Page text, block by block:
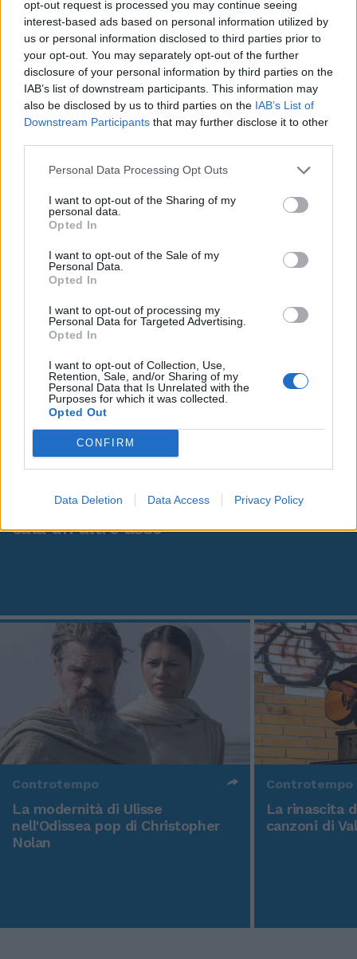
opt-out request is processed you may continue seeing
interest-based ads based on personal information utilized by
us or personal information disclosed to third parties prior to
your opt-out. You may separately opt-out of the further
disclosure of your personal information by third parties on the
IAB’s list of downstream participants. This information may
also be disclosed by us to third parties on the IAB’s List of
Downstream Participants that may further disclose it to other
Personal Data Processing Opt Outs
I want to opt-out of the Sharing of my
personal data.
Opted In
I want to opt-out of the Sale of my
Personal Data.
Opted In
I want to opt-out of processing my
Personal Data for Targeted Advertising.
Opted In
I want to opt-out of Collection, Use,
Retention, Sale, and/or Sharing of my
Personal Data that Is Unrelated with the
Purposes for which it was collected.
Opted Out
CONFIRM
Data Deletion Data Access Privacy Policy
Dai blog
Fenomeno Anna, la rapper dei record
cala un altro asso
Controtempo
La modernità di Ulisse
nell'Odissea pop di Christopher
Nolan
Controtempo
La rinascita
canzoni di